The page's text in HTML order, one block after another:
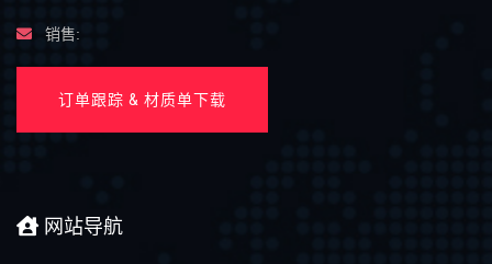
销售:
订单跟踪 & 材质单下载
网站导航